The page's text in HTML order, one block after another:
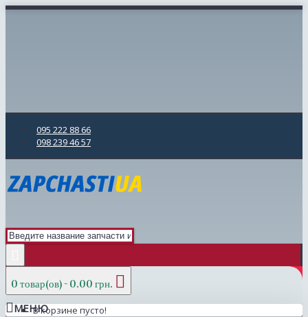
095 222 88 66
098 239 46 57
0 товар(ов) - 0.00 грн.
В корзине пусто!
МЕНЮ